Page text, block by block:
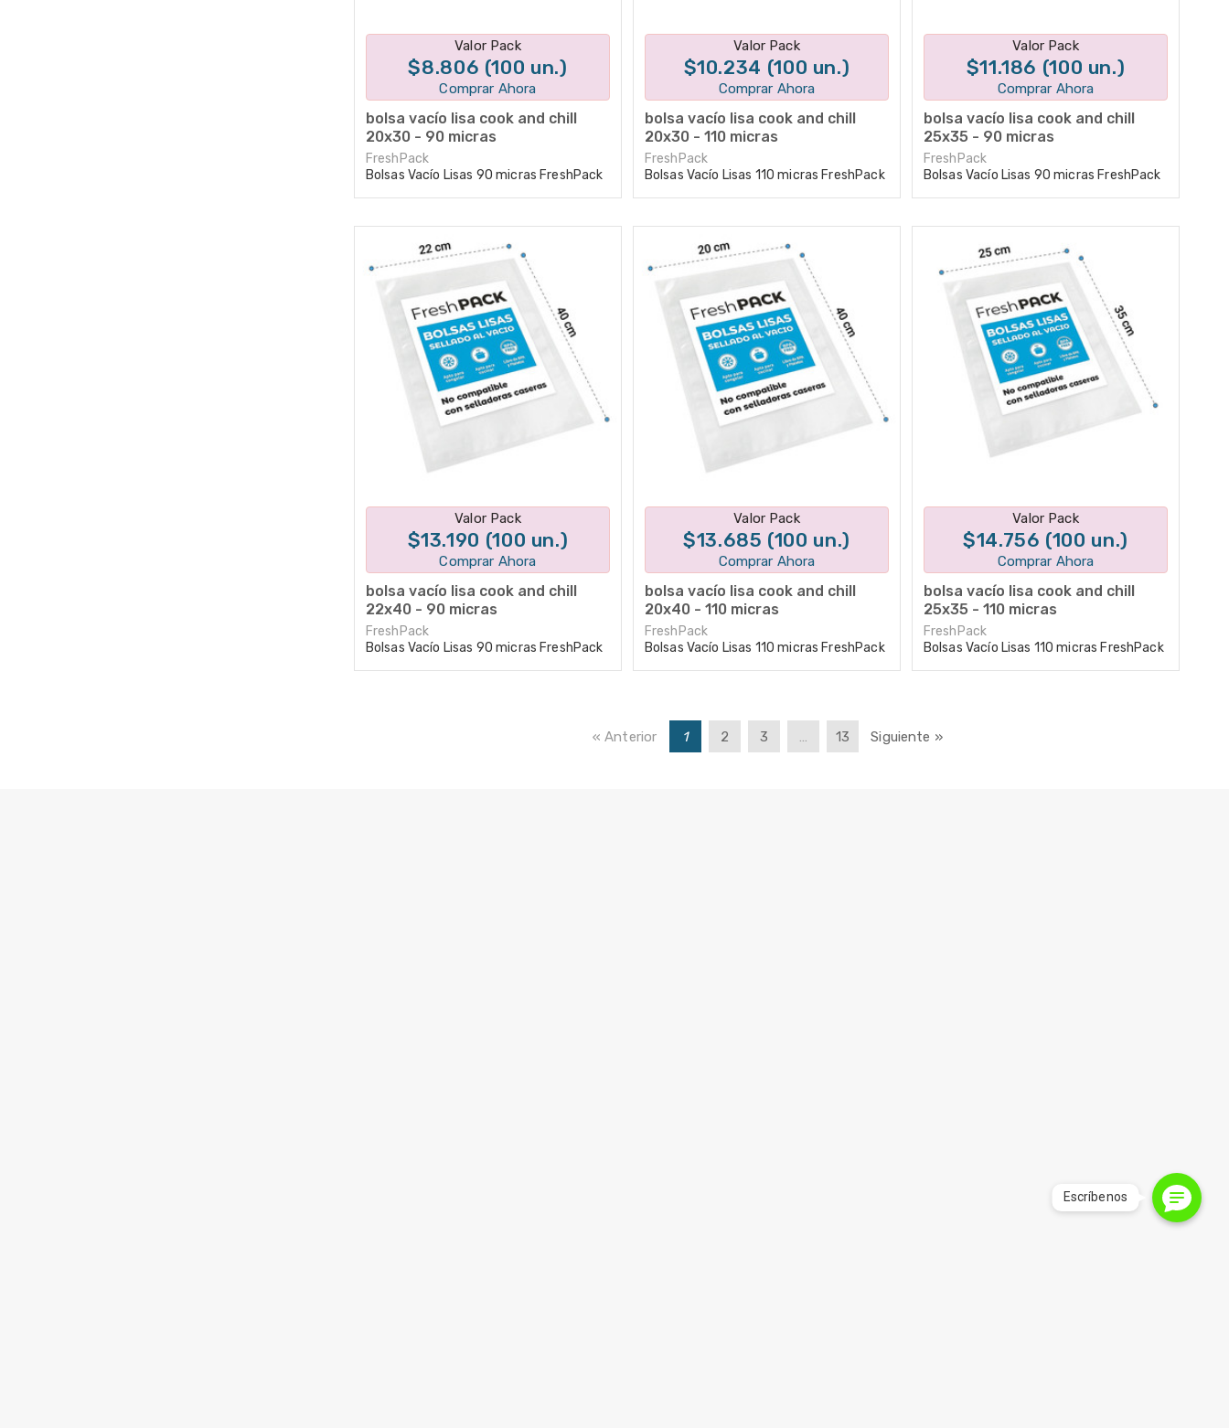
Disponible en 1 variantes
Valor Pack
$8.806 (100 un.)
Comprar Ahora
bolsa vacío lisa cook and chill
20x30 - 90 micras
FreshPack
Bolsas Vacío Lisas 90 micras FreshPack
Disponible en 1 variantes
Valor Pack
$10.234 (100 un.)
Comprar Ahora
bolsa vacío lisa cook and chill
20x30 - 110 micras
FreshPack
Bolsas Vacío Lisas 110 micras FreshPack
Disponible en 1 variantes
Valor Pack
$11.186 (100 un.)
Comprar Ahora
bolsa vacío lisa cook and chill
25x35 - 90 micras
FreshPack
Bolsas Vacío Lisas 90 micras FreshPack
Disponible en 1 variantes
Valor Pack
$13.190 (100 un.)
Comprar Ahora
bolsa vacío lisa cook and chill
22x40 - 90 micras
FreshPack
Bolsas Vacío Lisas 90 micras FreshPack
Disponible en 1 variantes
Valor Pack
$13.685 (100 un.)
Comprar Ahora
bolsa vacío lisa cook and chill
20x40 - 110 micras
FreshPack
Bolsas Vacío Lisas 110 micras FreshPack
Disponible en 1 variantes
Valor Pack
$14.756 (100 un.)
Comprar Ahora
bolsa vacío lisa cook and chill
25x35 - 110 micras
FreshPack
Bolsas Vacío Lisas 110 micras FreshPack
« Anterior 1 2 3 … 13 Siguiente »